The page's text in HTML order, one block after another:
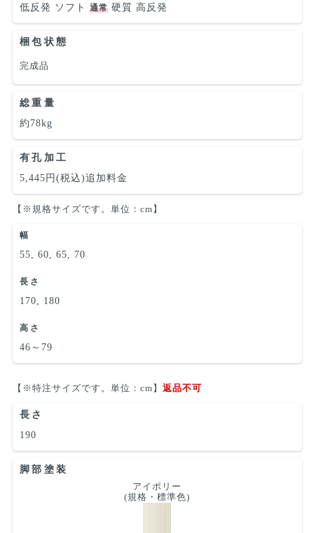
低反発 ソフト 通常 硬質 高反発
梱包状態
完成品
総重量
約78kg
有孔加工
5,445円(税込)追加料金
【※規格サイズです。単位：cm】
幅
55, 60, 65, 70
長さ
170, 180
高さ
46～79
【※特注サイズです。単位：cm】 返品不可
長さ
190
脚部塗装
アイボリー
(規格・標準色)